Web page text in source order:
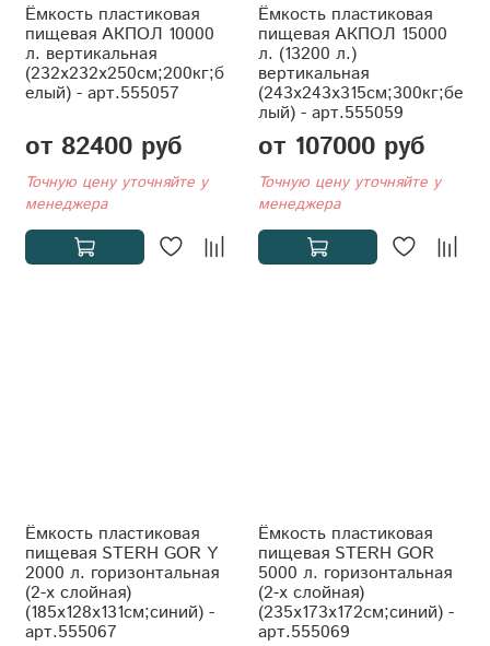
Ёмкость пластиковая
пищевая АКПОЛ 10000
л. вертикальная
(232x232x250см;200кг;б
елый) - арт.555057
от 82400 руб
Точную цену уточняйте у
менеджера
Ёмкость пластиковая
пищевая АКПОЛ 15000
л. (13200 л.)
вертикальная
(243x243x315см;300кг;бе
лый) - арт.555059
от 107000 руб
Точную цену уточняйте у
менеджера
Ёмкость пластиковая
пищевая STERH GOR Y
2000 л. горизонтальная
(2-x слойная)
(185x128x131см;синий) -
арт.555067
Ёмкость пластиковая
пищевая STERH GOR
5000 л. горизонтальная
(2-x слойная)
(235x173x172см;синий) -
арт.555069